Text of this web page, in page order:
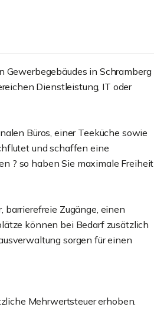
Gewerbegebäudes in Schramberg
Dienstleistung, IT oder
Büros, einer Teeküche sowie
und schaffen eine
? so haben Sie maximale Freiheit
barrierefreie Zugänge, einen
können bei Bedarf zusätzlich
sorgen für einen
Mehrwertsteuer erhoben.